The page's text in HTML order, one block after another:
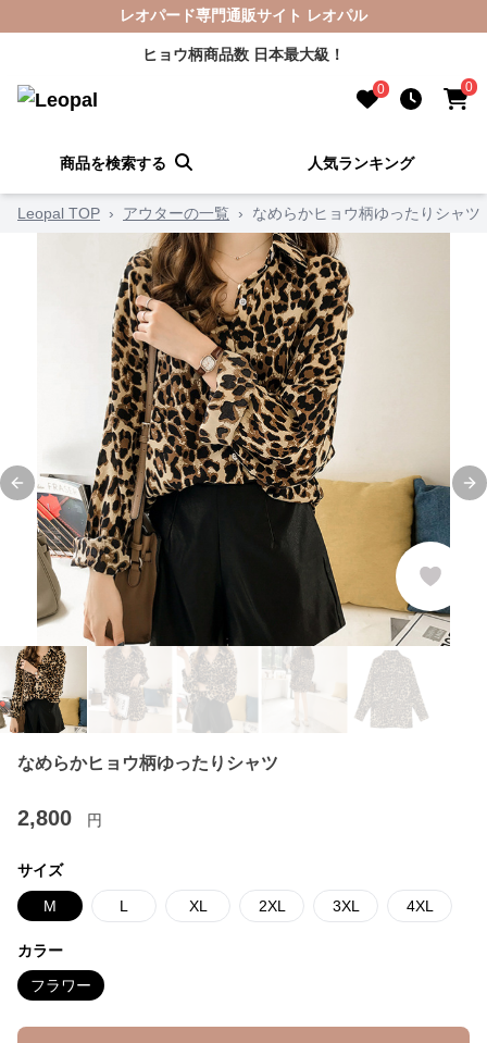
レオパード専門通販サイト レオパル
ヒョウ柄商品数 日本最大級！
0 0
商品を検索する 人気ランキング
Leopal TOP › アウターの一覧 › なめらかヒョウ柄ゆったりシャツ
Previous slide
なめらかヒョウ柄ゆったりシャツ
2,800 円
サイズ
M L XL 2XL 3XL 4XL
カラー
フラワー